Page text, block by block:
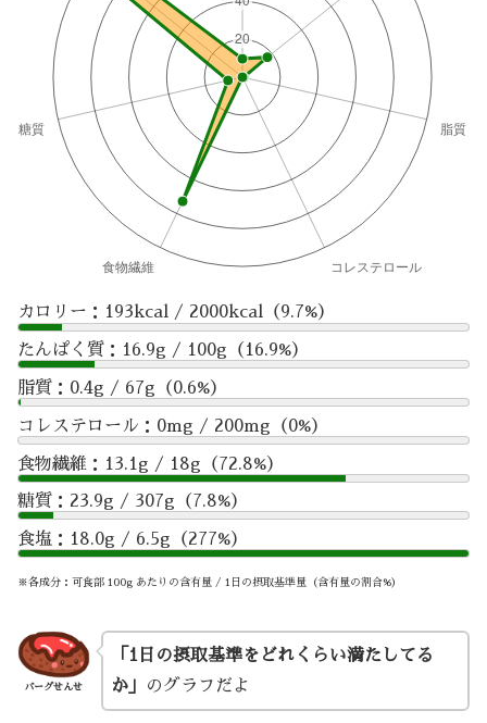
カロリー：193kcal / 2000kcal（9.7%）
たんぱく質：16.9g / 100g（16.9%）
脂質：0.4g / 67g（0.6%）
コレステロール：0mg / 200mg（0%）
食物繊維：13.1g / 18g（72.8%）
糖質：23.9g / 307g（7.8%）
食塩：18.0g / 6.5g（277%）
※各成分：可食部 100g あたりの含有量 / 1日の摂取基準量（含有量の割合%）
バーグせんせ
「1日の摂取基準をどれくらい満たしてる
か」
のグラフだよ